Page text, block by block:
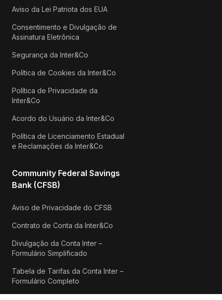
Aviso da Lei Patriota dos EUA
Consentimento e Divulgação de
Assinatura Eletrônica
Segurança da Inter&Co
Política de Cookies da Inter&Co
Política de Privacidade da
Inter&Co
Acordo do Usuário da Inter&Co
Política de Licenciamento Estadual
e Reclamações da Inter&Co
Community Federal Savings
Bank (CFSB)
Aviso de Privacidade do CFSB
Contrato de Conta da Inter&Co
Divulgação da Conta Inter –
Formulário Simplificado
Tabela de Tarifas da Conta Inter –
Formulário Completo